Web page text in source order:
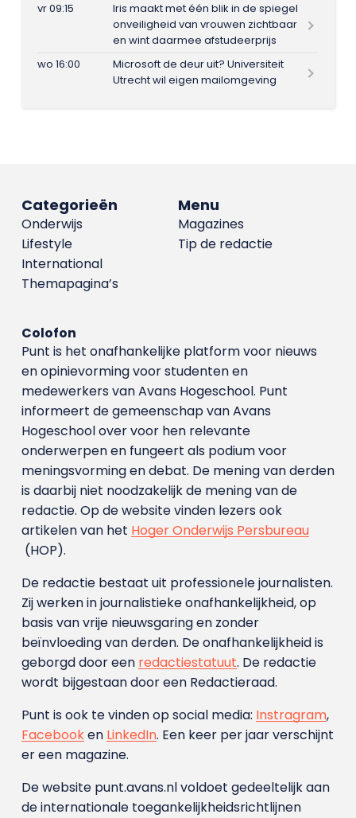
vr 09:15
Iris maakt met één blik in de spiegel
onveiligheid van vrouwen zichtbaar
en wint daarmee afstudeerprijs
wo 16:00
Microsoft de deur uit? Universiteit
Utrecht wil eigen mailomgeving
Menu
Magazines
Tip de redactie
Categorieën
Onderwijs
Lifestyle
International
Themapagina’s
Colofon
Punt is het onafhankelijke platform voor nieuws
en opinievorming voor studenten en
medewerkers van Avans Hoge­school. Punt
informeert de gemeenschap van Avans
Hogeschool over voor hen relevante
onderwerpen en fungeert als podium voor
meningsvorming en debat. De mening van derden
is daarbij niet noodzakelijk de mening van de
redactie. Op de website vinden lezers ook
artikelen van het Hoger Onderwijs Persbureau
(HOP).
De redactie bestaat uit professionele journalisten.
Zij werken in journalistieke onafhankelijkheid, op
basis van vrije nieuwsgaring en zonder
beïnvloeding van derden. De onafhankelijkheid is
geborgd door een redactiestatuut. De redactie
wordt bijgestaan door een Redactieraad.
Punt is ook te vinden op social media: Instragram,
Facebooken LinkedIn. Een keer per jaar verschijnt
er een magazine.
De website punt.avans.nl voldoet gedeeltelijk aan
de internationale toegankelijkheidsrichtlijnen